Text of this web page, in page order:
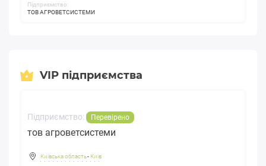
Підприємство:
ТОВ АГРОВЕТСИСТЕМИ
VIP підприємства
Підприємство: Перевірено
тов агроветсистеми
Київська область- Київ